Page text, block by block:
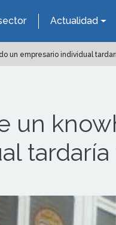
Actualidad
un empresario individual
un